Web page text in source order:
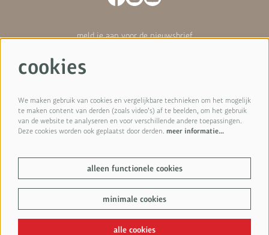
meld je aan voor de nieuwsbrief
aanmelden
Deze site wordt beschermd door reCAPTCHA en het privacybeleiden deservicevoorwaarden
© Isala Theater
Powered byCultureSuite
cookies
We maken gebruik van cookies en vergelijkbare technieken om het mogelijk
te maken content van derden (zoals video’s) af te beelden, om het gebruik
van de website te analyseren en voor verschillende andere toepassingen.
Deze cookies worden ook geplaatst door derden. meer informatie…
alleen functionele cookies
minimale cookies
alle cookies